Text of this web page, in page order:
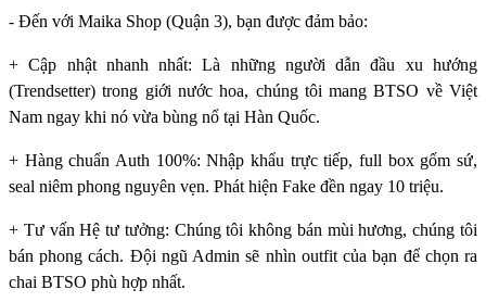
- Đến với Maika Shop (Quận 3), bạn được đảm bảo:
+ Cập nhật nhanh nhất: Là những người dẫn đầu xu hướng
(Trendsetter) trong giới nước hoa, chúng tôi mang BTSO về Việt
Nam ngay khi nó vừa bùng nổ tại Hàn Quốc.
+ Hàng chuẩn Auth 100%: Nhập khẩu trực tiếp, full box gốm sứ,
seal niêm phong nguyên vẹn. Phát hiện Fake đền ngay 10 triệu.
+ Tư vấn Hệ tư tưởng: Chúng tôi không bán mùi hương, chúng tôi
bán phong cách. Đội ngũ Admin sẽ nhìn outfit của bạn để chọn ra
chai BTSO phù hợp nhất.